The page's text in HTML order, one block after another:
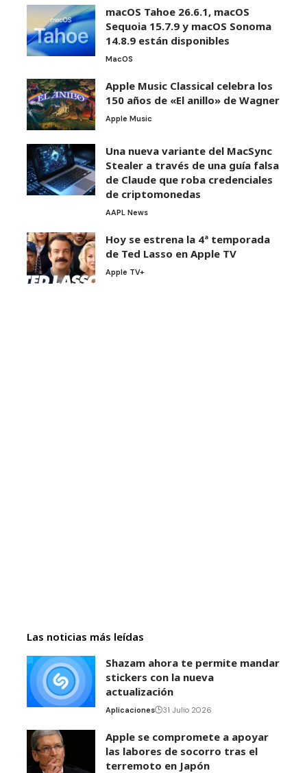
macOS Tahoe 26.6.1, macOS
Sequoia 15.7.9 y macOS Sonoma
14.8.9 están disponibles
MacOS
Apple Music Classical celebra los
150 años de «El anillo» de Wagner
Apple Music
Una nueva variante del MacSync
Stealer a través de una guía falsa
de Claude que roba credenciales
de criptomonedas
AAPL News
Hoy se estrena la 4ª temporada
de Ted Lasso en Apple TV
Apple TV+
Las noticias más leídas
Shazam ahora te permite mandar
stickers con la nueva
actualización
Aplicaciones 31 Julio 2026
Apple se compromete a apoyar
las labores de socorro tras el
terremoto en Japón